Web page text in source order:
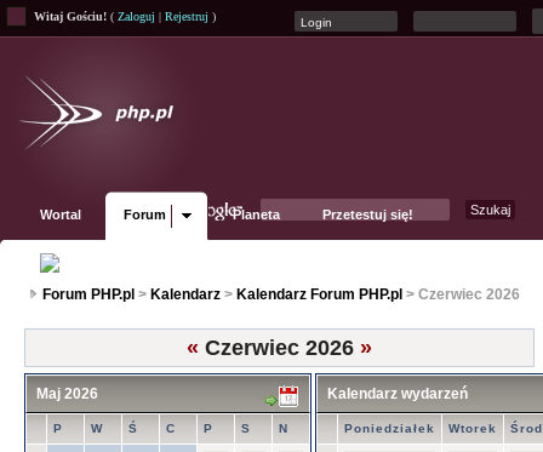
Witaj Gościu! ( Zaloguj | Rejestruj )
Wortal Forum Planeta Przetestuj się!
Forum PHP.pl > Kalendarz > Kalendarz Forum PHP.pl > Czerwiec 2026
« Czerwiec 2026 »
Maj 2026
P W Ś C P S N
Kalendarz wydarzeń
Poniedziałek Wtorek